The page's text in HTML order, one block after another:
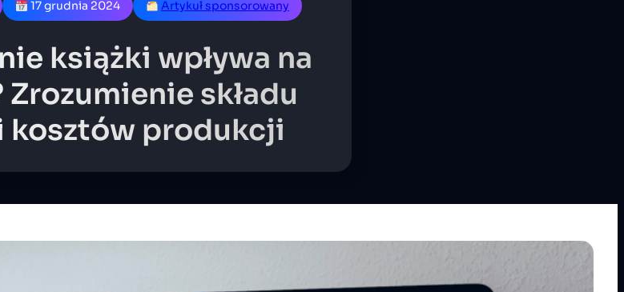
17 grudnia 2024 Artykuł sponsorowany
książki wpływa na
Zrozumienie składu
kosztów produkcji